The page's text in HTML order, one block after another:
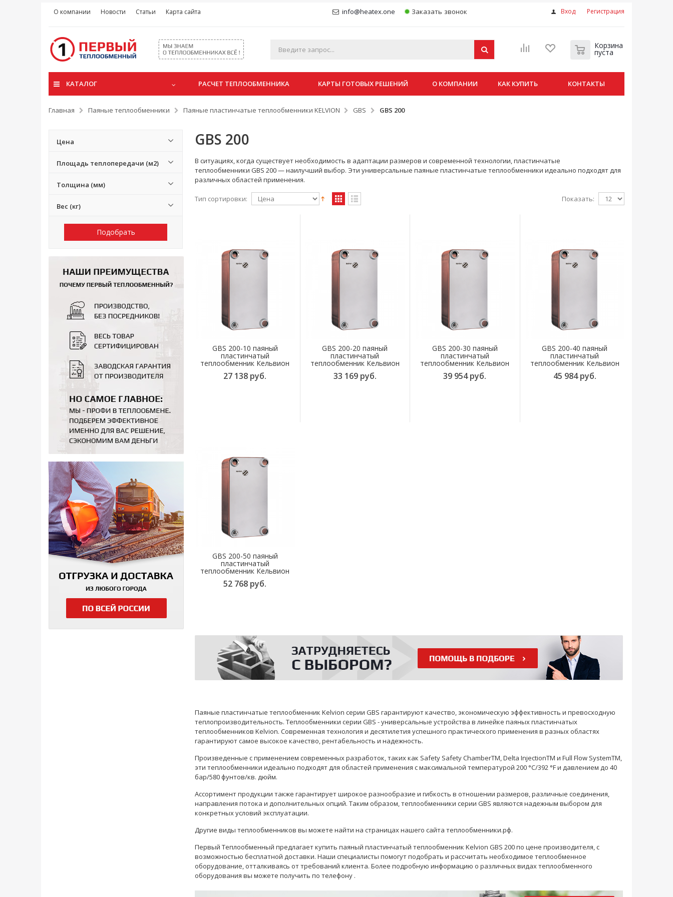
О компании Новости Статьи Карта сайта info@heatex.one Заказать звонок Вход Регистрация
Корзина
пуста
КАТАЛОГ РАСЧЕТ ТЕПЛООБМЕННИКА КАРТЫ ГОТОВЫХ РЕШЕНИЙ О КОМПАНИИ КАК КУПИТЬ КОНТАКТЫ
Главная Паяные теплообменники Паяные пластинчатые теплообменники KELVION GBS GBS 200
GBS 200
В ситуациях, когда существует необходимость в адаптации размеров и современной технологии, пластинчатые
теплообменники GBS 200 — наилучший выбор. Эти универсальные паяные пластинчатые теплообменники идеально подходят для
различных областей применения.
Тип сортировки: Показать:
GBS 200-10 паяный
пластинчатый
теплообменник Кельвион
27 138 руб.
GBS 200-20 паяный
пластинчатый
теплообменник Кельвион
33 169 руб.
GBS 200-30 паяный
пластинчатый
теплообменник Кельвион
39 954 руб.
GBS 200-40 паяный
пластинчатый
теплообменник Кельвион
45 984 руб.
GBS 200-50 паяный
пластинчатый
теплообменник Кельвион
52 768 руб.
Паяные пластинчатые теплообменник Kelvion серии GBS гарантируют качество, экономическую эффективность и превосходную
теплопроизводительность. Теплообменники серии GBS - универсальные устройства в линейке паяных пластинчатых
теплообменников Kelvion. Современная технология и десятилетия успешного практического применения в разных областях
гарантируют самое высокое качество, рентабельность и надежность.
Произведенные с применением современных разработок, таких как Safety Safety ChamberTM, Delta InjectionTM и Full Flow SystemTM,
эти теплообменники идеально подходят для областей применения с максимальной температурой 200 °C/392 °F и давлением до 40
бар/580 фунтов/кв. дюйм.
Ассортимент продукции также гарантирует широкое разнообразие и гибкость в отношении размеров, различные соединения,
направления потока и дополнительных опций. Таким образом, теплообменники серии GBS являются надежным выбором для
конкретных условий эксплуатации.
Другие виды теплообменников вы можете найти на страницах нашего сайта теплообменники.рф.
Первый Теплообменный предлагает купить паяный пластинчатый теплообменник Kelvion GBS 200 по цене производителя, с
возможностью бесплатной доставки. Наши специалисты помогут подобрать и рассчитать необходимое теплообменное
оборудование, отталкиваясь от требований клиента. Более подробную информацию о различных видах теплообменного
оборудования вы можете получить по телефону .
Цена
Площадь теплопередачи (м2)
Толщина (мм)
Вес (кг)
Подобрать